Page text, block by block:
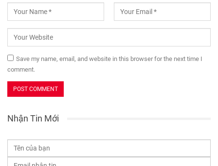
Save my name, email, and website in this browser for the next time I
comment.
Nhận Tin Mới